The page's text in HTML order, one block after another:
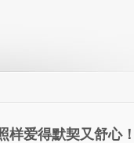
样爱得默契又舒心！